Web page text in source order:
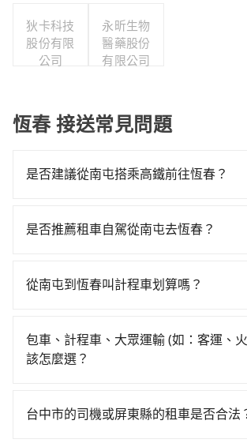
狄卡科技
股份有限
公司
永昕生物
醫藥股份
有限公司
恆春 接送常見問題
是否建議從南屯搭乘高鐵前往恆春？
06:25一直到23:07，台中-左營一天最多
站後，步行進站、現場購票並於月台排
待車站前排班的計程車，搭上小黃後約
3,600元後，抵達屏東縣恆春鎮的目的地
收費，看乘客是外地人便漫天喊價或恣
是否推薦租車自駕從南屯去恆春？
在車上休息，那在台中市南屯區有約20
Nissan Tiida，一天租金約$1,500，九
Starex或Volkswagen T5，一天$4,500
每日里程限定200~400公里，超過還會額
從南屯到恆春叫計程車划算嗎？
灣大車隊、Uber、Line Taxi、Yoxi等，
到車，也可考慮打電話至南屯附近的計
tripool可省高達$2,600。但如果要考慮
包車、計程車、大眾運輸 (如：客運、
該怎麼選？
擇： 預算：不同交通工具價格不同，可
台中市的司機或屏東縣的租車是否合法